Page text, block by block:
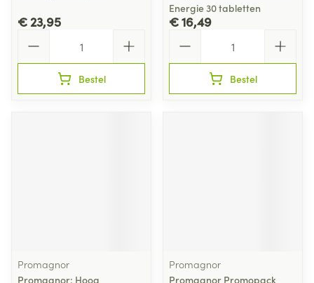
€ 23,95
Bestel
Energie 30 tabletten
€ 16,49
Bestel
Promagnor
Promagnor: Hoog
Promagnor
Promagnor Promopack